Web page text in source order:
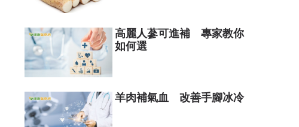
高麗人蔘可進補 專家教你
如何選
羊肉補氣血 改善手腳冰冷